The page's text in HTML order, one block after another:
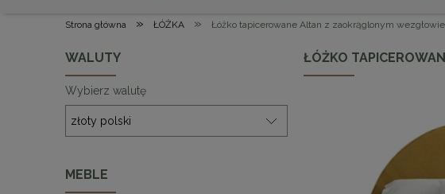
Strona główna » ŁÓŻKA » Łóżko tapicerowane Altan z zaokrąglonym
WALUTY
Wybierz walutę
MEBLE
ŁÓŻKO